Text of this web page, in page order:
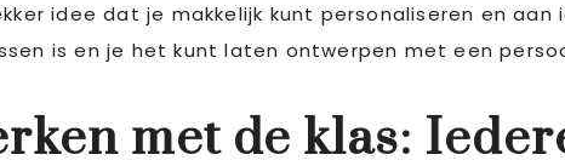
idee dat je makkelijk kunt personaliseren en
is en je het kunt laten ontwerpen met een
met de klas: